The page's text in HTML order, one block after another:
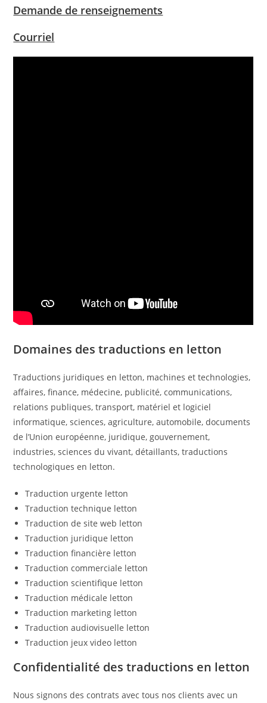
Demande de renseignements
Courriel
Domaines des traductions en letton
Traductions juridiques en letton, machines et technologies,
affaires, finance, médecine, publicité, communications,
relations publiques, transport, matériel et logiciel
informatique, sciences, agriculture, automobile, documents
de l’Union européenne, juridique, gouvernement,
industries, sciences du vivant, détaillants, traductions
technologiques en letton.
Traduction urgente letton
Traduction technique letton
Traduction de site web letton
Traduction juridique letton
Traduction financière letton
Traduction commerciale letton
Traduction scientifique letton
Traduction médicale letton
Traduction marketing letton
Traduction audiovisuelle letton
Traduction jeux video letton
Confidentialité des traductions en letton
Nous signons des contrats avec tous nos clients avec un